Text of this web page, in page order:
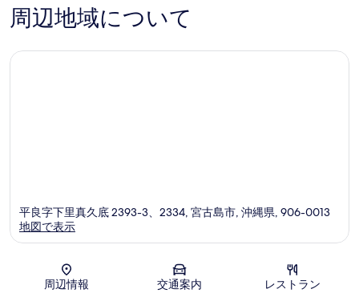
の
口
ミ
周辺地域について
地図
平良字下里真久底 2393-3、2334, 宮古島市, 沖縄県, 906-0013
地図で表示
周辺情報 交通案内 レストラン